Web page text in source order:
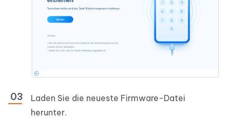
Laden Sie die neueste Firmware-Datei
herunter.